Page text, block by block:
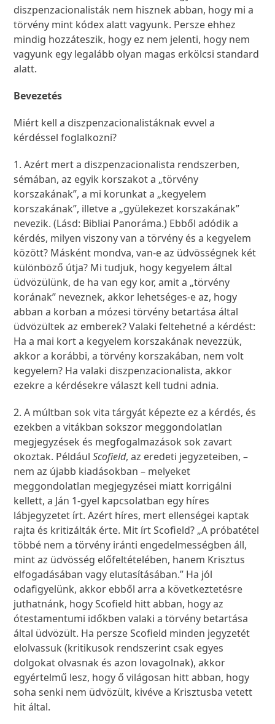
diszpenzacionalisták nem hisznek abban, hogy mi a
törvény mint kódex alatt vagyunk. Persze ehhez
mindig hozzáteszik, hogy ez nem jelenti, hogy nem
vagyunk egy legalább olyan magas erkölcsi standard
alatt.
Bevezetés
Miért kell a diszpenzacionalistáknak evvel a
kérdéssel foglalkozni?
1. Azért mert a diszpenzacionalista rendszerben,
sémában, az egyik korszakot a „törvény
korszakának”, a mi korunkat a „kegyelem
korszakának”, illetve a „gyülekezet korszakának”
nevezik. (Lásd: Bibliai Panoráma.) Ebből adódik a
kérdés, milyen viszony van a törvény és a kegyelem
között? Másként mondva, van-e az üdvösségnek két
különböző útja? Mi tudjuk, hogy kegyelem által
üdvözülünk, de ha van egy kor, amit a „törvény
korának” neveznek, akkor lehetséges-e az, hogy
abban a korban a mózesi törvény betartása által
üdvözültek az emberek? Valaki feltehetné a kérdést:
Ha a mai kort a kegyelem korszakának nevezzük,
akkor a korábbi, a törvény korszakában, nem volt
kegyelem? Ha valaki diszpenzacionalista, akkor
ezekre a kérdésekre választ kell tudni adnia.
2. A múltban sok vita tárgyát képezte ez a kérdés, és
ezekben a vitákban sokszor meggondolatlan
megjegyzések és megfogalmazások sok zavart
okoztak. PéldáulScofield, az eredeti jegyzeteiben, –
nem az újabb kiadásokban – melyeket
meggondolatlan megjegyzései miatt korrigálni
kellett, a Ján 1-gyel kapcsolatban egy híres
lábjegyzetet írt. Azért híres, mert ellenségei kaptak
rajta és kritizálták érte. Mit írt Scofield? „A próbatétel
többé nem a törvény iránti engedelmességben áll,
mint az üdvösség előfeltételében, hanem Krisztus
elfogadásában vagy elutasításában.” Ha jól
odafigyelünk, akkor ebből arra a következtetésre
juthatnánk, hogy Scofield hitt abban, hogy az
ótestamentumi időkben valaki a törvény betartása
által üdvözült. Ha persze Scofield minden jegyzetét
elolvassuk (kritikusok rendszerint csak egyes
dolgokat olvasnak és azon lovagolnak), akkor
egyértelmű lesz, hogy ő világosan hitt abban, hogy
soha senki nem üdvözült, kivéve a Krisztusba vetett
hit által.